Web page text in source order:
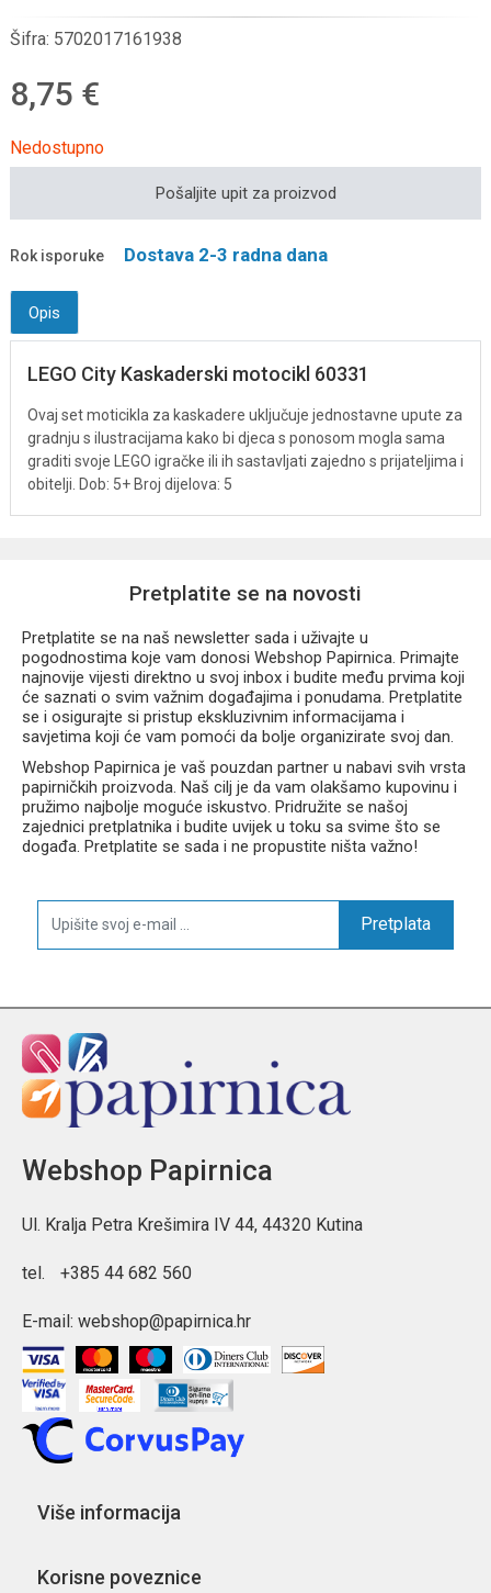
Šifra: 5702017161938
8,75 €
Nedostupno
Pošaljite upit za proizvod
Rok isporuke Dostava 2-3 radna dana
Opis
LEGO City Kaskaderski motocikl 60331
Ovaj set moticikla za kaskadere uključuje jednostavne upute za
gradnju s ilustracijama kako bi djeca s ponosom mogla sama
graditi svoje LEGO igračke ili ih sastavljati zajedno s prijateljima i
obitelji. Dob: 5+ Broj dijelova: 5
Pretplatite se na novosti
Pretplatite se na naš newsletter sada i uživajte u
pogodnostima koje vam donosi Webshop Papirnica. Primajte
najnovije vijesti direktno u svoj inbox i budite među prvima koji
će saznati o svim važnim događajima i ponudama. Pretplatite
se i osigurajte si pristup ekskluzivnim informacijama i
savjetima koji će vam pomoći da bolje organizirate svoj dan.
Webshop Papirnica je vaš pouzdan partner u nabavi svih vrsta
papirničkih proizvoda. Naš cilj je da vam olakšamo kupovinu i
pružimo najbolje moguće iskustvo. Pridružite se našoj
zajednici pretplatnika i budite uvijek u toku sa svime što se
događa. Pretplatite se sada i ne propustite ništa važno!
Pretplata
Webshop Papirnica
Ul. Kralja Petra Krešimira IV 44, 44320 Kutina
tel. +385 44 682 560
E-mail: webshop@papirnica.hr
Više informacija
Korisne poveznice